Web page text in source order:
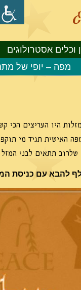
וכלים אסטרולוגים
מפה – יופי של
היו העריצים הכי
האישית תגיד מי
להבא עם כניסת